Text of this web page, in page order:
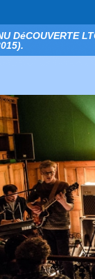
DéCOUVERTE